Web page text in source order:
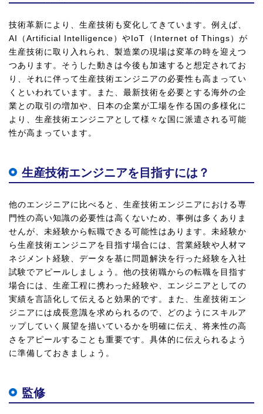
技術革新により、生産技術も変化してきています。例えば、
AI（Artificial Intelligence）やIoT（Internet of Things）が
生産技術に取り入れられ、製造業の現場は変革の時を迎えつ
つあります。そうした動きは今後も加速すると想定されてお
り、それに伴って生産技術エンジニアの必要性も高まってい
くといわれています。また、最新技術を必要とする海外の企
業との取引の増加や、日本の企業が工場を作る国の多様化に
より、生産技術エンジニアとして様々な国に派遣される可能
性が高まっています。
生産技術エンジニアを目指すには？
他のエンジニアに比べると、生産技術エンジニアにおける専
門性の高い知識の必要性は高くないため、事例は多くありま
せんが、未経験から転職できる可能性はあります。未経験か
ら生産技術エンジニアを目指す場合には、営業経験や人材マ
ネジメント経験、データを基に問題解決を行った経験を入社
試験でアピールしましょう。他の技術職からの転職を目指す
場合には、生産工程に携わった経験や、エンジニアとしての
実績を言語化して伝えると効果的です。また、生産技術エン
ジニアには成長意識を求められるので、どのようにスキルア
ップしていく展望を描いているかを明確に伝え、将来性の高
さをアピールすることも重要です。具体的に伝えられるよう
に準備しておきましょう。
監修